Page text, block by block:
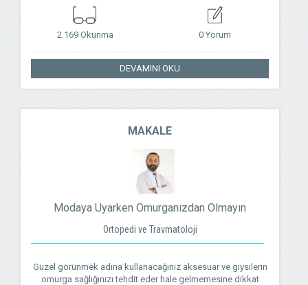
2.169 Okunma 0 Yorum
DEVAMINI OKU
MAKALE
Modaya Uyarken Omurganızdan Olmayın
Ortopedi ve Travmatoloji
Güzel görünmek adına kullanacağınız aksesuar ve giysilerin
omurga sağlığınızı tehdit eder hale gelmemesine dikkat